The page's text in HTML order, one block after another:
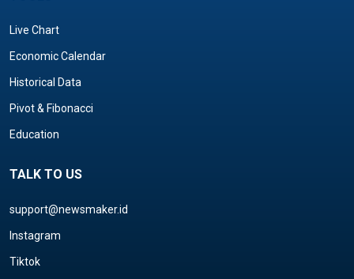
Live Chart
Economic Calendar
Historical Data
Pivot & Fibonacci
Education
TALK TO US
support@newsmaker.id
Instagram
Tiktok